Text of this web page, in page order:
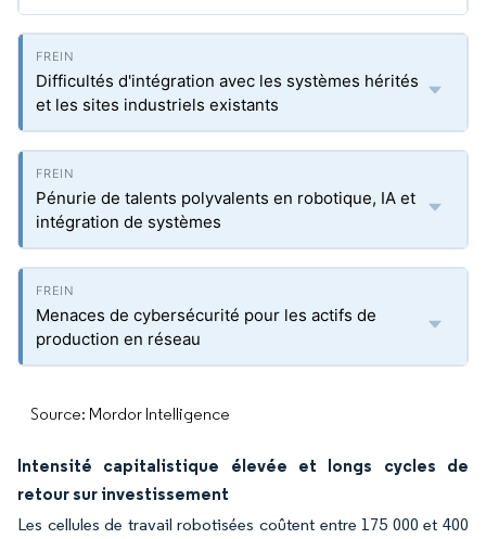
Difficultés d'intégration avec les systèmes hérités
et les sites industriels existants
Pénurie de talents polyvalents en robotique, IA et
intégration de systèmes
Menaces de cybersécurité pour les actifs de
production en réseau
Source: Mordor Intelligence
Intensité capitalistique élevée et longs cycles de
retour sur investissement
Les cellules de travail robotisées coûtent entre 175 000 et 400